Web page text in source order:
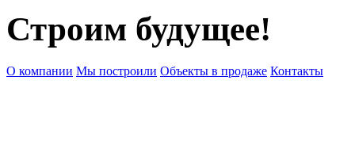
Строим будущее!
О компании Мы построили Объекты в продаже Контакты